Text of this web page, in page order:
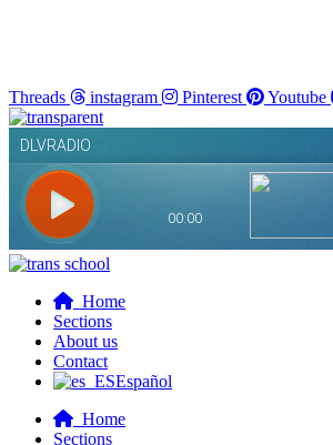
Threads instagram Pinterest Youtube
Home
Sections
About us
Contact
Español
Home
Sections